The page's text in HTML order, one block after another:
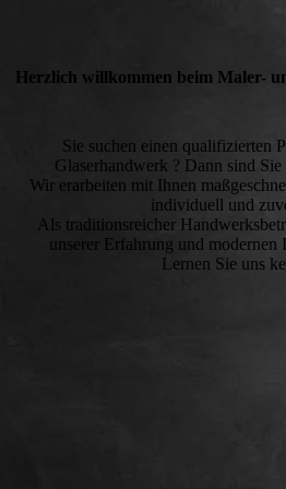
Herzlich willkommen beim Maler-
Sie suchen einen qualifizierten
Glaserhandwerk ? Dann sind
Wir erarbeiten mit Ihnen
individuell und
Als traditionsreicher
unserer Erfahrung und modernen
Lernen Sie uns